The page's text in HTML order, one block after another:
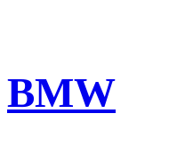
BMW